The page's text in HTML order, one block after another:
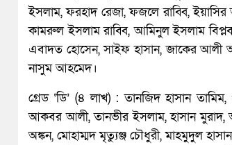
ইসলাম, ফরহাদ রেজা, ফজলে রাব্বি,
কামরুল ইসলাম রাব্বি, আমিনুল ইসলাম
এবাদত হোসেন, সাইফ হাসান, জাকের আলী
নাসুম আহমেদ।
গ্রেড ‘ডি’ (৪ লাখ) : তানজিদ হাসান
আকবর আলী, তানভীর ইসলাম, হাসান
অঙ্কন, মোহাম্মদ মৃত্যুঞ্জ চৌধুরী, মাহমুদুল